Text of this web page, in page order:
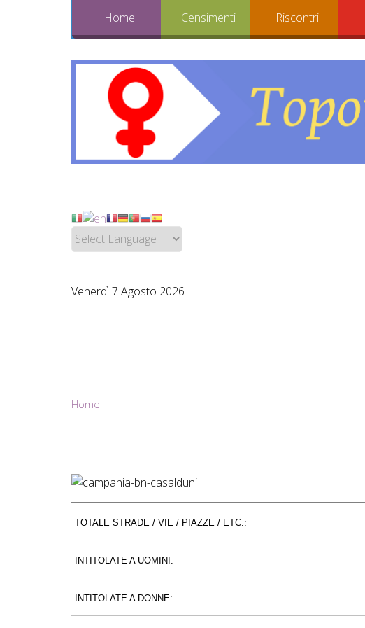
Home Censimenti Riscontri
Venerdì 7 Agosto 2026
Home
TOTALE STRADE / VIE / PIAZZE / ETC.:
INTITOLATE A UOMINI:
INTITOLATE A DONNE: